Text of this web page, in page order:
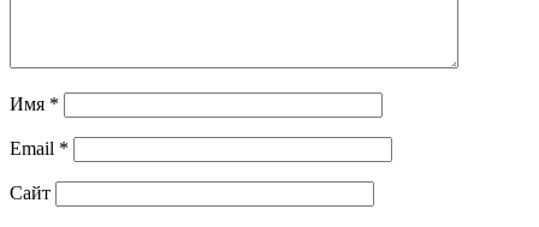
Имя *
Email *
Сайт